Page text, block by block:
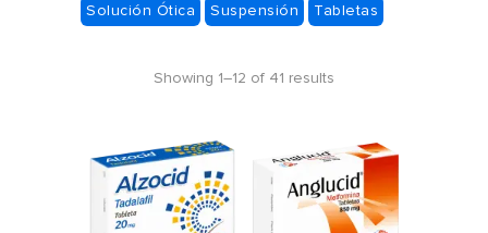
Solución Ótica Suspensión Tabletas
Showing 1–12 of 41 results